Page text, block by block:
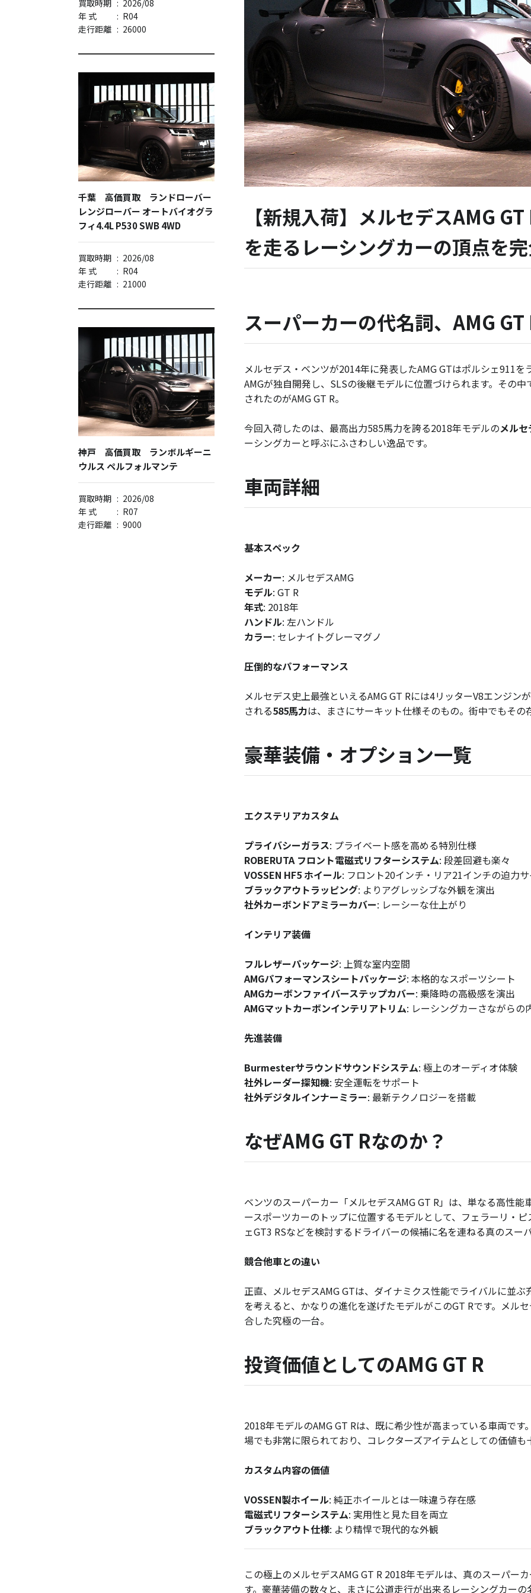
買取時期 : 2026/08
年 式
: R04
走行距離 : 26000
千葉 高価買取 ランドローバー
レンジローバー オートバイオグラ
フィ4.4L P530 SWB 4WD
買取時期 : 2026/08
年 式
: R04
走行距離 : 21000
神戸 高価買取 ランボルギーニ
ウルス ペルフォルマンテ
買取時期 : 2026/08
年 式
: R07
走行距離 : 9000
【新規入荷】メルセデスAMG
を走るレーシングカーの頂点を
スーパーカーの代名詞、AMG
メルセデス・ベンツが2014年に発表したAMG GTはポルシェ911
AMGが独自開発し、SLSの後継モデルに位置づけられます。その
されたのがAMG GT R。
今回入荷したのは、最高出力585馬力を誇る2018年モデルのメルセ
ーシングカーと呼ぶにふさわしい逸品です。
車両詳細
基本スペック
メーカー: メルセデスAMG
モデル: GT R
年式: 2018年
ハンドル: 左ハンドル
カラー: セレナイトグレーマグノ
圧倒的なパフォーマンス
メルセデス史上最強といえるAMG GT Rには4リッターV8エンジン
される585馬力は、まさにサーキット仕様そのもの。街中でもその
豪華装備・オプション一覧
エクステリアカスタム
プライバシーガラス: プライベート感を高める特別仕様
ROBERUTA フロント電磁式リフターシステム: 段差回避も楽々
VOSSEN HF5 ホイール: フロント20インチ・リア21インチの迫力
ブラックアウトラッピング: よりアグレッシブな外観を演出
社外カーボンドアミラーカバー: レーシーな仕上がり
インテリア装備
フルレザーパッケージ: 上質な室内空間
AMGパフォーマンスシートパッケージ: 本格的なスポーツシート
AMGカーボンファイバーステップカバー: 乗降時の高級感を演出
AMGマットカーボンインテリアトリム: レーシングカーさながらの
先進装備
Burmesterサラウンドサウンドシステム: 極上のオーディオ体験
社外レーダー探知機: 安全運転をサポート
社外デジタルインナーミラー: 最新テクノロジーを搭載
なぜAMG GT Rなのか？
ベンツのスーパーカー「メルセデスAMG GT R」は、単なる高性
ースポーツカーのトップに位置するモデルとして、フェラーリ・
ェGT3 RSなどを検討するドライバーの候補に名を連ねる真のスーパ
競合他車との違い
正直、メルセデスAMG GTは、ダイナミクス性能でライバルに並
を考えると、かなりの進化を遂げたモデルがこのGT Rです。メル
合した究極の一台。
投資価値としてのAMG GT R
2018年モデルのAMG GT Rは、既に希少性が高まっている車両で
場でも非常に限られており、コレクターズアイテムとしての価値も
カスタム内容の価値
VOSSEN製ホイール: 純正ホイールとは一味違う存在感
電磁式リフターシステム: 実用性と見た目を両立
ブラックアウト仕様: より精悍で現代的な外観
この極上のメルセデスAMG GT R 2018年モデルは、真のスーパー
す。豪華装備の数々と、まさに公道走行が出来るレーシングカー